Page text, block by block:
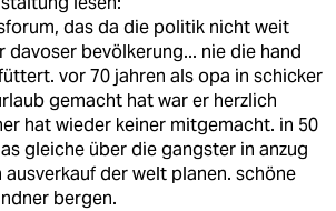
das da die politik nicht weit
davoser bevölkerung... nie die hand
vor 70 jahren als opa in schicker
gemacht hat war er herzlich
hat wieder keiner mitgemacht. in 50
gleiche über die gangster in anzug
der welt planen. schöne
bergen.